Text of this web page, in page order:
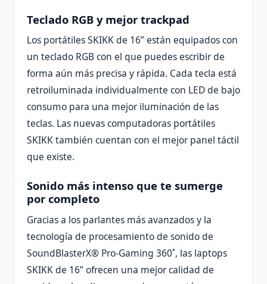
Teclado RGB y mejor trackpad
Los portátiles SKIKK de 16” están equipados con
un teclado RGB con el que puedes escribir de
forma aún más precisa y rápida. Cada tecla está
retroiluminada individualmente con LED de bajo
consumo para una mejor iluminación de las
teclas. Las nuevas computadoras portátiles
SKIKK también cuentan con el mejor panel táctil
que existe.
Sonido más intenso que te sumerge
por completo
Gracias a los parlantes más avanzados y la
tecnología de procesamiento de sonido de
SoundBlasterX® Pro-Gaming 360˚, las laptops
SKIKK de 16” ofrecen una mejor calidad de